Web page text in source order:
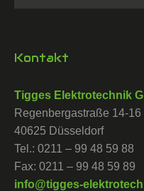
Kontakt
Tigges Elektrotechnik
Regenbergastraße 14-16
40625 Düsseldorf
Tel.: 0211 – 99 48 59 88
Fax: 0211 – 99 48 59 89
info@tigges-